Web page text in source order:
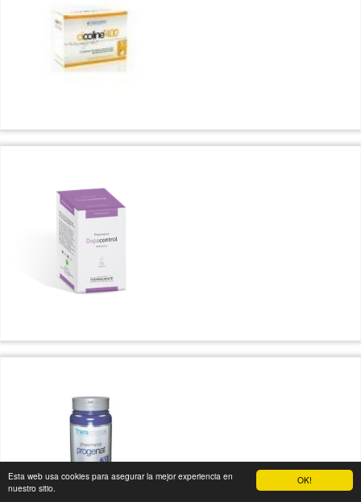
OK!
Esta web usa cookies para asegurar la mejor experiencia en
nuestro sitio.